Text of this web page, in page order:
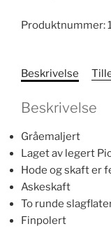
Produktnummer:
Beskrivelse
Beskrivelse
Gråemaljert
Laget av legert
Hode og skaft er
Askeskaft
To runde
Finpolert